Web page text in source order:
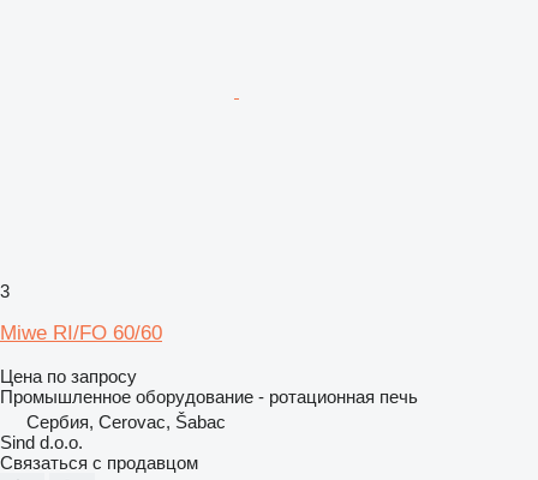
3
Miwe RI/FO 60/60
Цена по запросу
Промышленное оборудование - ротационная печь
Сербия, Cerovac, Šabac
Sind d.o.o.
Связаться с продавцом